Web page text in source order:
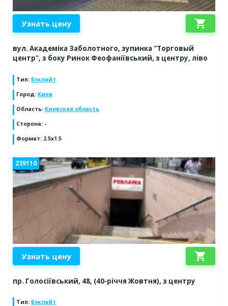
Узнать цену shopping_cart
вул. Академіка Заболотного, зупинка "Торговый
центр", з боку Ринок Феофаніївський, з центру, ліво
Тип: Бэклайт
Город: Киев
Область: Киевская область
Сторона: -
Формат: 2.5x1.5
239110
Узнать цену shopping_cart
пр. Голосіївський, 48, (40-річчя Жовтня), з центру
Тип: Бэклайт